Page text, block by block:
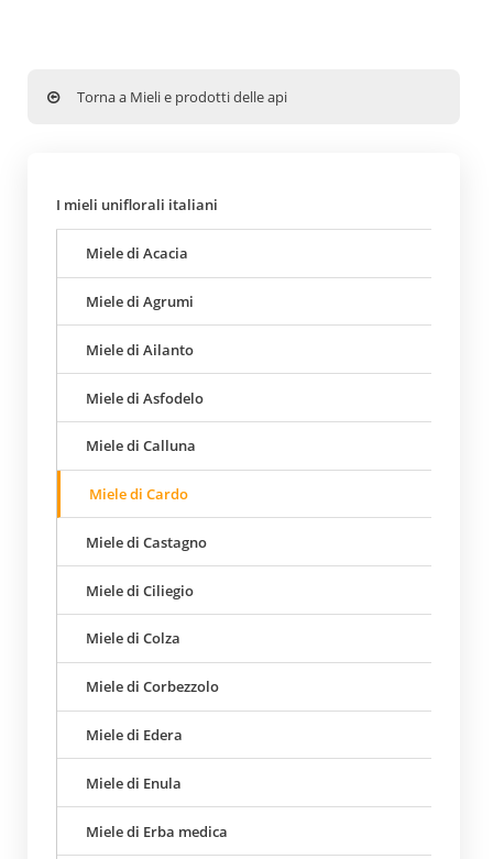
Torna a Mieli e prodotti delle api
I mieli uniflorali italiani
Miele di Acacia
Miele di Agrumi
Miele di Ailanto
Miele di Asfodelo
Miele di Calluna
Miele di Cardo
Miele di Castagno
Miele di Ciliegio
Miele di Colza
Miele di Corbezzolo
Miele di Edera
Miele di Enula
Miele di Erba medica